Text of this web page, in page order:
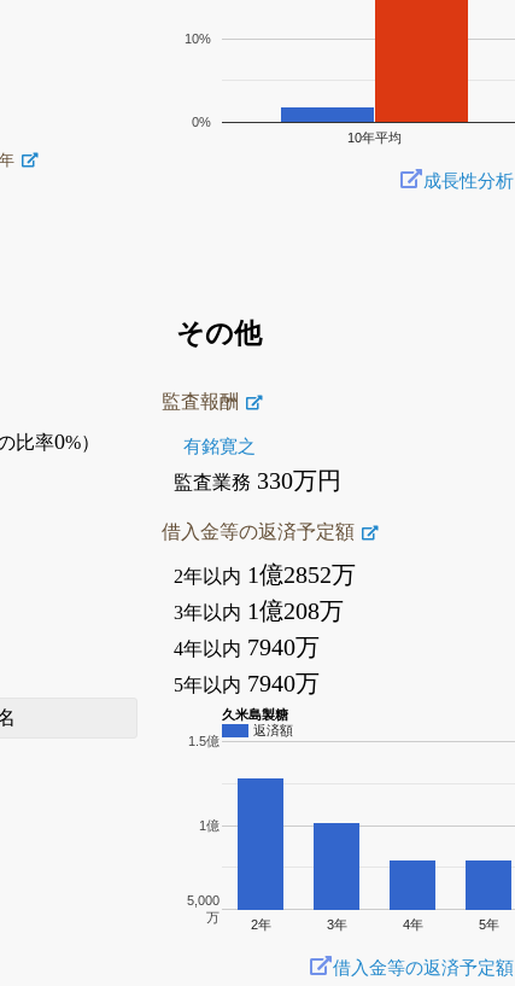
10年平均
0%
10%
成長性分析
比率0%）
その他
監査報酬
有銘寛之
監査業務 330万円
借入金等の返済予定額
2年以内 1億2852万
3年以内 1億208万
4年以内 7940万
5年以内 7940万
久米島製糖
返済額
2年 3年 4年 5年
5,000
万
1億
1.5億
借入金等の返済予定額